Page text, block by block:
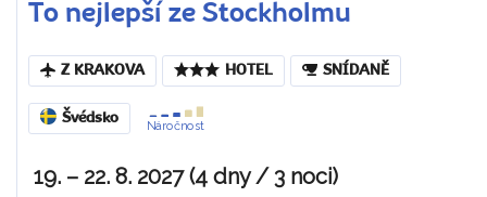
To nejlepší ze Stockholmu
Z KRAKOVA HOTEL SNÍDANĚ
Švédsko
Náročnost
19. – 22. 8. 2027 (4 dny / 3 noci)